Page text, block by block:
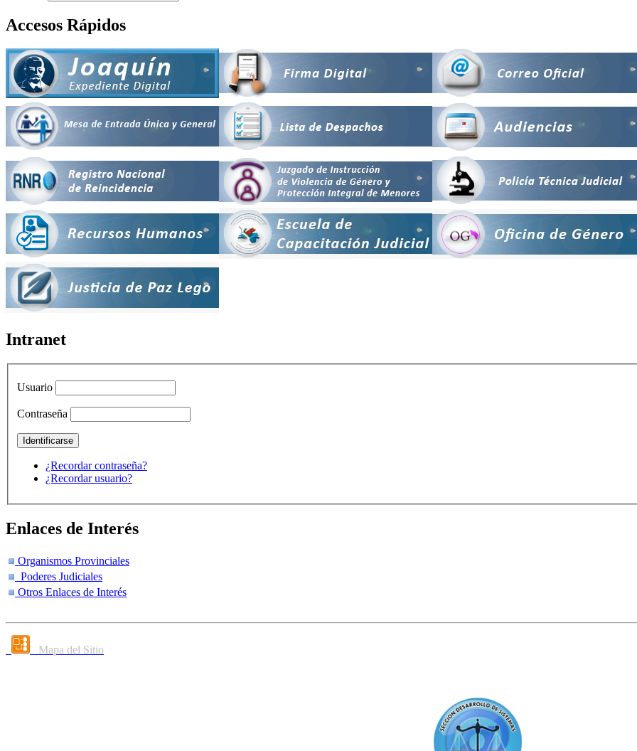
Accesos Rápidos
Intranet
Usuario
Contraseña
¿Recordar contraseña?
¿Recordar usuario?
Enlaces de Interés
Organismos Provinciales
Poderes Judiciales
Otros Enlaces de Interés
Mapa del Sitio